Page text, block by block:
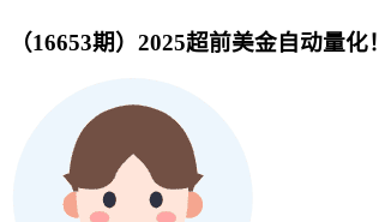
（16653期）2025超前美金自动量